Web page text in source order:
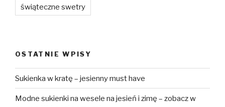
świąteczne swetry
OSTATNIE WPISY
Sukienka w kratę – jesienny must have
Modne sukienki na wesele na jesień i zimę – zobacz w